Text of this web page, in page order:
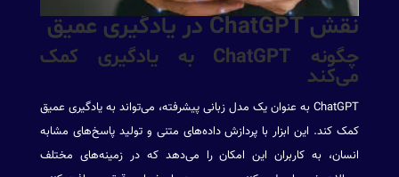
نقش ChatGPT در یادگیری عمیق
چگونه ChatGPT به یادگیری کمک
می‌کند
ChatGPT به عنوان یک مدل زبانی پیشرفته، می‌تواند به یادگیری عمیق
کمک کند. این ابزار با پردازش داده‌های متنی و تولید پاسخ‌های مشابه
انسان، به کاربران این امکان را می‌دهد که در زمینه‌های مختلف